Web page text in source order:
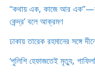
“কথায় এক, কাজে আর
কেন্দ্র’ বলে আক্রমণ
ঢাকায় তারেক রহমানের সঙ্গে
‘পুলিশি হেফাজতেই মৃত্যু,